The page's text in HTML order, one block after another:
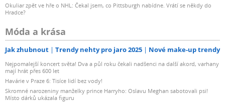
Okuliar zpět ve hře o NHL: Čekal jsem, co Pittsburgh nabídne. Vrátí se někdy do
Hradce?
Móda a krása
Jak zhubnout Trendy nehty pro jaro 2025 Nové make-up trendy
Nejpomalejší koncert světa! Dva a půl roku čekali nadšenci na další akord, varhany
mají hrát přes 600 let
Havárie v Praze 6: Tisíce lidí bez vody!
Skromné narozeniny manželky prince Harryho: Oslavu Meghan sabotovali psi!
Místo dárků ukázala figuru